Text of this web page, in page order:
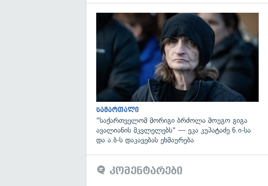
სამართალი
"საქართველომ მორიგი ბრძოლა მოუგო გიგა
ავალიანის მკვლელებს" — ეკა კუპატაძე ნ.ი-სა
და ა.ბ-ს დაკავებას ეხმაურება
კომენტარები